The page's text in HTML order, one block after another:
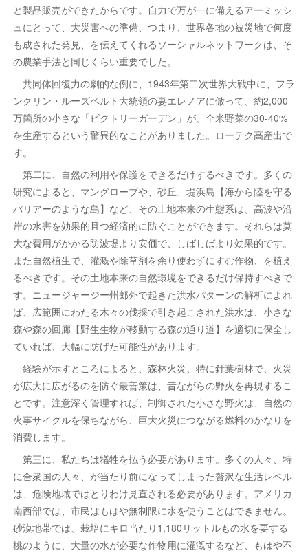
と製品販売ができたからです。自力で万が一に備えるアーミッシ
ュにとって、大災害への準備、つまり、世界各地の被災地で何度
も成された発見、を伝えてくれるソーシャルネットワークは、そ
の農業手法と同じくらい重要でした。
共同体回復力の劇的な例に、1943年第二次世界大戦中に、フラ
ンクリン・ルーズベルト大統領の妻エレノアに倣って、約2,000
万箇所の小さな「ビクトリーガーデン」が、全米野菜の30-40%
を生産するという驚異的なことがありました。ローテク高産出で
す。
第二に、自然の利用や保護をできるだけするべきです。多くの
研究によると、マングローブや、砂丘、堤浜島【海から陸を守る
バリアーのような島】など、その土地本来の生態系は、高波や沿
岸の水害を効果的且つ経済的に防ぐことができます。それらは莫
大な費用がかかる防波堤より安価で、しばしばより効果的です。
また自然植生で、灌漑や除草剤を余り使わずにすむ作物、を植え
るべきです。その土地本来の自然環境をできるだけ保持すべきで
す。ニュージャージー州郊外で起きた洪水パターンの解析によれ
ば、広範囲にわたる木々の伐採で引き起こされた洪水は、小さな
森や森の回廊【野生生物が移動する森の通り道】を適切に保全し
ていれば、大幅に防げた可能性があります。
経験が示すところによると、森林火災、特に針葉樹林で、火災
が広大に広がるのを防ぐ最善策は、昔ながらの野火を再現するこ
とです。注意深く管理すれば、制御された小さな野火は、自然の
火事サイクルを保ちながら、巨大火災につながる燃料のかなりを
消費します。
第三に、私たちは犠牲を払う必要があります。多くの人々、特
に合衆国の人々、が当たり前になってしまった贅沢な生活レベル
は、危険地域ではとりわけ見直される必要があります。アメリカ
南西部では、市民はもはや無制限に水を使うことはできません。
砂漠地帯では、栽培にキロ当たり1,180リットルもの水を要する
桃のように、大量の水が必要な作物用に灌漑するなど、もはや不